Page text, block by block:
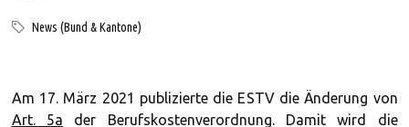
News (Bund & Kantone)
Am 17. März 2021 publizierte die ESTV die Änderung von
Art. 5a der Berufskostenverordnung. Damit wird die